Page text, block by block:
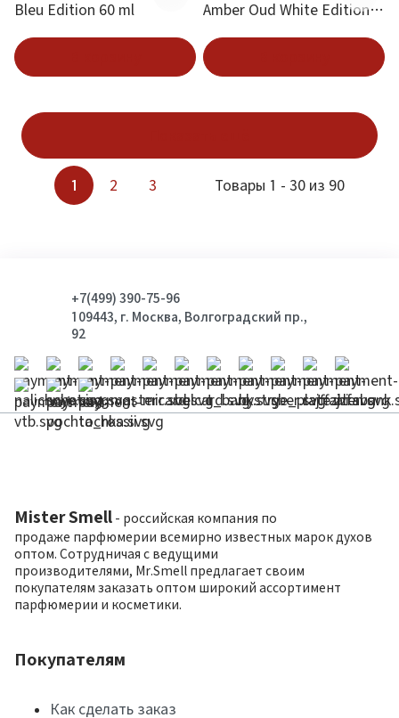
Bleu Edition 60 ml
Amber Oud White Edition
1 2 3 Товары 1 - 30 из 90
+7(499) 390-75-96
109443, г. Москва, Волгоградский пр.,
92
Mister Smell - российская компания по
продаже парфюмерии всемирно известных марок духов
оптом. Сотрудничая с ведущими
производителями, Mr.Smell предлагает своим
покупателям заказать оптом широкий ассортимент
парфюмерии и косметики.
Покупателям
Как сделать заказ